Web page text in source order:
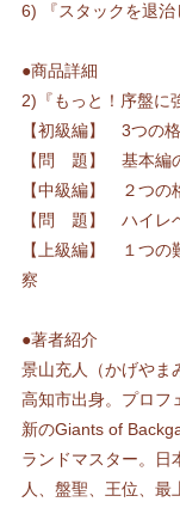
6) 『スタックを退治
●商品詳細
2)『もっと！序盤に
【初級編】 3つの
【問 題】 基本編
【中級編】 ２つの
【問 題】 ハイレ
【上級編】 １つの
察
●著者紹介
景山充人（かげやま
高知市出身。プロフ
新のGiants of
ランドマスター。日
人、盤聖、王位、最